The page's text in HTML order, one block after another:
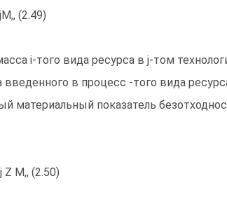
(2.49)
i-того вида ресурса в j-том
введенного в процесс -того вида
материальный показатель
M,, (2.50)